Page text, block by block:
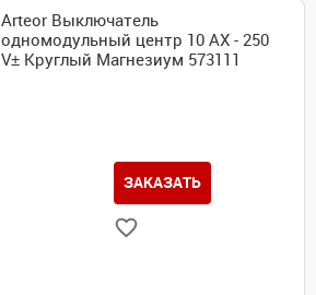
Arteor Выключатель
одномодульный центр 10 AX - 250
V± Круглый Магнезиум 573111
ЗАКАЗАТЬ